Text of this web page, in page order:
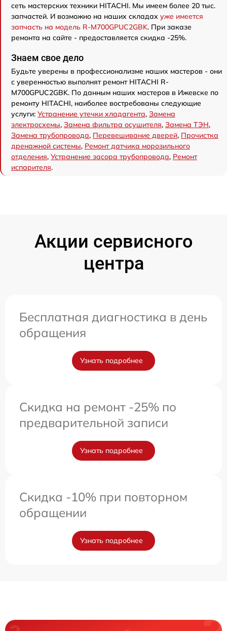
сеть мастерских техники HITACHI. Мы имеем более 20 тыс.
запчастей. И возможно на наших складах уже имеется
запчасть на модель R-M700GPUC2GBK. При заказе
ремонта на сайте - предоставляется скидка -25%.
Знаем свое дело
Будьте уверены в профессионализме наших мастеров - они
с уверенностью выполнят ремонт HITACHI R-
M700GPUC2GBK. По данным наших мастеров в Ижевске по
ремонту HITACHI, наиболее востребованы следующие
услуги: Устранение утечки хладагента, Замена
электросхемы, Замена фильтра осушителя, Замена ТЭН,
Замена трубопровода, Перевешивание дверей, Прочистка
дренажной системы, Ремонт датчика морозильного
отделения, Устранение засора трубопровода, Ремонт
испарителя.
Акции сервисного
центра
Бесплатная диагностика в день
обращения
Узнать подробнее
Скидка на ремонт -25% по
предварительной записи
Узнать подробнее
Скидка -10% при повторном
обращении
Узнать подробнее